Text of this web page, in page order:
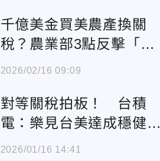
千億美金買美農產換關
稅？農業部3點反擊「造
謠唱衰」：去年就澄清過
2026/02/16 09:09
對等關稅拍板！ 台積
電：樂見台美達成穩健貿
易協議
2026/01/16 14:41